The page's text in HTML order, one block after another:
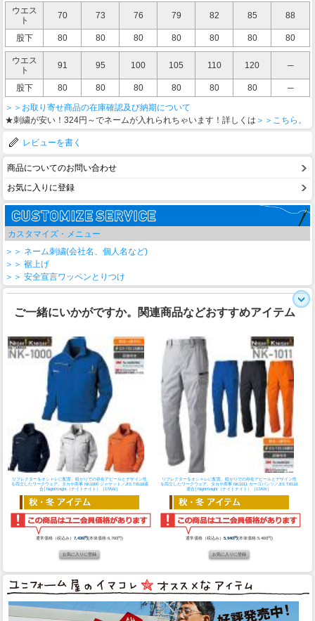
ウエス
ト
70 73 76 79 82 85 88
股下 80 80 80 80 80 80 80
ウエス
ト
91 95 100 105 110 120 ─
股下 80 80 80 80 80 80
─
＞＞お取り寄せ商品の在庫確認及び納期について
★刺繍が安い！324円～でネームが入れられちゃいます！詳しくは ＞＞こちら。
レビューを書く
商品についてのお問い合わせ
お気に入りに登録
カスタマイズ・メニュー
＞＞ ネーム刺繍(会社名、個人名など)
＞＞ 裾上げ
＞＞ 安全宣言ワッペンとりつけ
ご一緒にいかがですか。関連商品などおすすめアイテム
リフレクターをオシャレに配置。暗がりでの存在アピールとデザイン性
を両立したワークウェア。
タカヤ商事 NK1000 ジャケット／JIS T8118適
合│NightKnight（ナイトナイト）［17AW］
通常価格（税込み）7,436円(本体価格:6,760円)
リフレクターをオシャレに配置。暗がりでの存在アピールとデザイン性
を両立したワークウェア。 タカヤ商事 NK1011 カーゴパンツ／JIS T8118
適合│NightKnight（ナイトナイト）［17AW］
通常価格（税込み） 5,940円(本体価格:5,400円)